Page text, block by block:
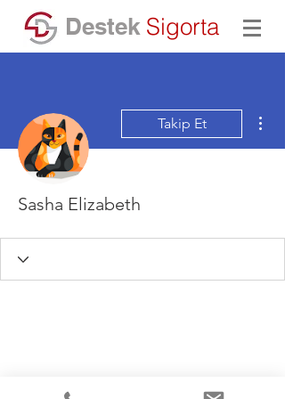
Destek Sigorta
Takip Et
Sasha Elizabeth